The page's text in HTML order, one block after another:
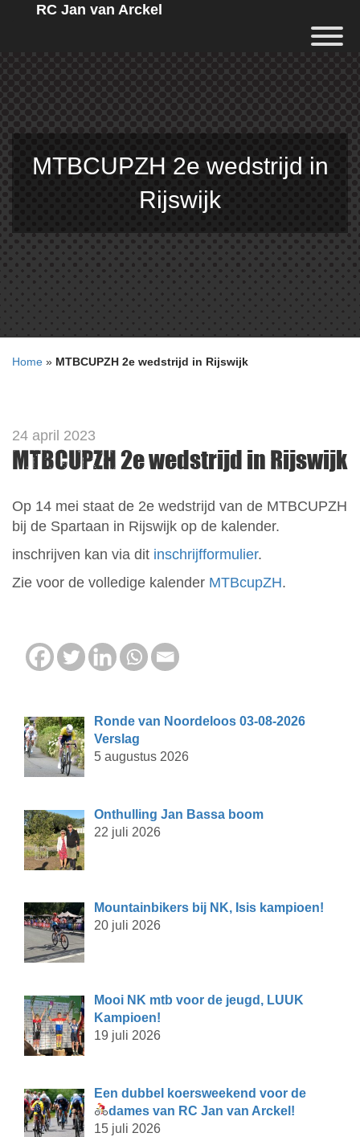
RC Jan van Arckel
MTBCUPZH 2e wedstrijd in
Rijswijk
Home » MTBCUPZH 2e wedstrijd in Rijswijk
24 april 2023
MTBCUPZH 2e wedstrijd in Rijswijk
Op 14 mei staat de 2e wedstrijd van de MTBCUPZH
bij de Spartaan in Rijswijk op de kalender.
inschrijven kan via dit inschrijfformulier.
Zie voor de volledige kalender MTBcupZH.
Ronde van Noordeloos 03-08-2026
Verslag
5 augustus 2026
Onthulling Jan Bassa boom
22 juli 2026
Mountainbikers bij NK, Isis kampioen!
20 juli 2026
Mooi NK mtb voor de jeugd, LUUK
Kampioen!
19 juli 2026
Een dubbel koersweekend voor de
dames van RC Jan van Arckel!
15 juli 2026